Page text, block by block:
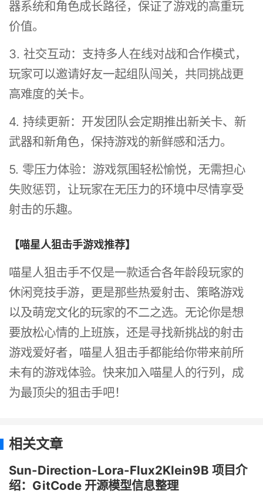
器系统和角色成长路径，保证了游戏的高重玩
价值。
3. 社交互动：支持多人在线对战和合作模式，
玩家可以邀请好友一起组队闯关，共同挑战更
高难度的关卡。
4. 持续更新：开发团队会定期推出新关卡、新
武器和新角色，保持游戏的新鲜感和活力。
5. 零压力体验：游戏氛围轻松愉悦，无需担心
失败惩罚，让玩家在无压力的环境中尽情享受
射击的乐趣。
【喵星人狙击手游戏推荐】
喵星人狙击手不仅是一款适合各年龄段玩家的
休闲竞技手游，更是那些热爱射击、策略游戏
以及萌宠文化的玩家的不二之选。无论你是想
要放松心情的上班族，还是寻找新挑战的射击
游戏爱好者，喵星人狙击手都能给你带来前所
未有的游戏体验。快来加入喵星人的行列，成
为最顶尖的狙击手吧！
相关文章
Sun-Direction-Lora-Flux2Klein9B 项目介
绍：GitCode 开源模型信息整理